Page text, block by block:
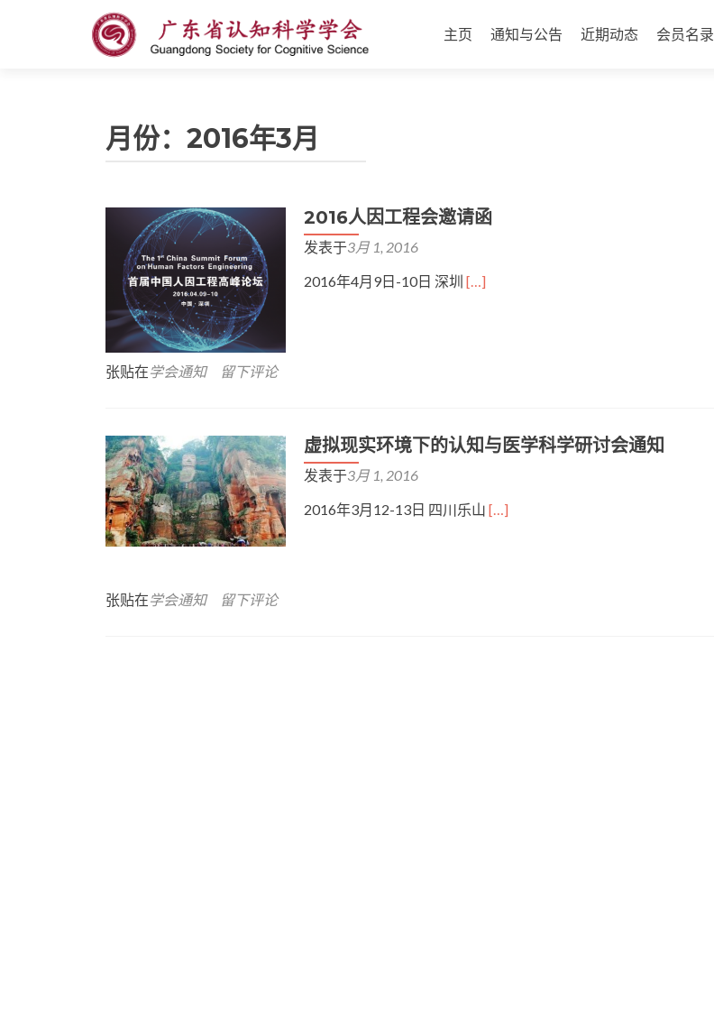
主页 通知与公告 近期动态 会员名录
月份：2016年3月
2016人因工程会邀请函
发表于3月 1, 2016
2016年4月9日-10日 深圳 […]
张贴在学会通知 留下评论
虚拟现实环境下的认知与医学科学研讨会通知
发表于3月 1, 2016
2016年3月12-13日 四川乐山 […]
张贴在学会通知 留下评论